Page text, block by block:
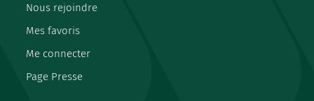
Nous rejoindre
Mes favoris
Me connecter
Page Presse